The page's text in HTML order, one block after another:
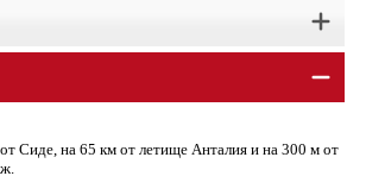
Сиде, на 65 км от летище Анталия и на 300 м от